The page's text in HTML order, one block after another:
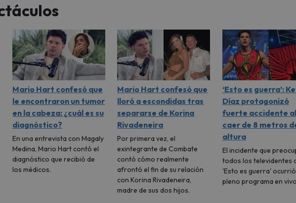
Mario Hart confesó que
le encontraron un tumor
en la cabeza: ¿cuál es su
diagnóstico?
En una entrevista con Magaly
Medina, Mario Hart contó el
diagnóstico que recibió de
los médicos.
Mario Hart confesó que
lloró a escondidas tras
separarse de Korina
Rivadeneira
Por primera vez, el
exintegrante de Combate
contó cómo realmente
afrontó el fin de su relación
con Korina Rivadeneira,
madre de sus dos hijos.
‘Esto es guerra’:
Díaz protagonizó
fuerte accidente al
caer de 8 metros
altura
El incidente que
todos los televidentes
'Esto es guerra'
pleno programa en